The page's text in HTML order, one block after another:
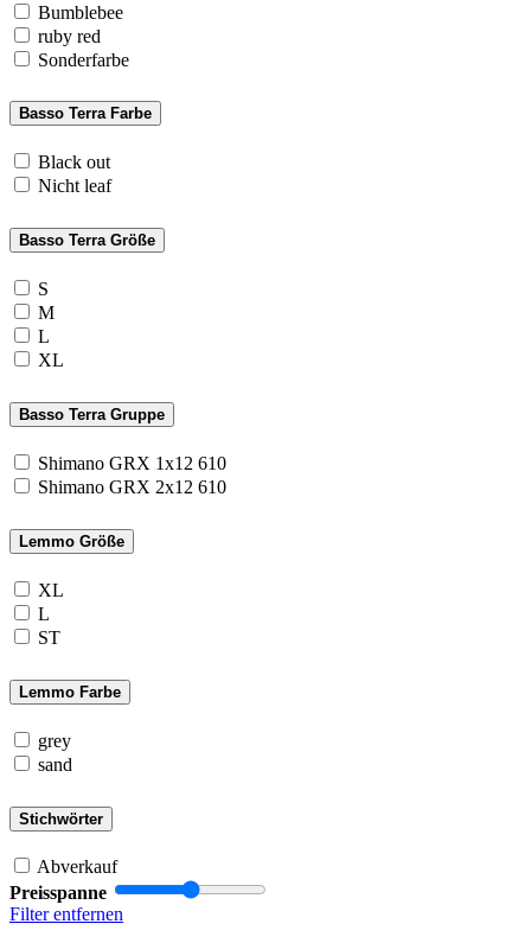
Bumblebee
ruby red
Sonderfarbe
Basso Terra Farbe
Black out
Nicht leaf
Basso Terra Größe
S
M
L
XL
Basso Terra Gruppe
Shimano GRX 1x12 610
Shimano GRX 2x12 610
Lemmo Größe
XL
L
ST
Lemmo Farbe
grey
sand
Stichwörter
Abverkauf
Preisspanne
Filter entfernen